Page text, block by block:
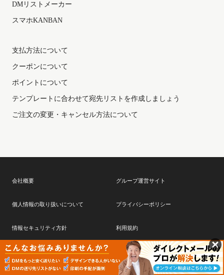
DMリストメーカー
スマホKANBAN
支払方法について
クーポンについて
ポイントについて
テンプレートに合わせて宛先リストを作成しましょう
会社概要 グループ運営サイト
個人情報の取り扱いについて プライバシーポリシー
情報セキュリティ方針 利用規約
特定商取引に基づく表記 よくあるご質問・お問い合わせ